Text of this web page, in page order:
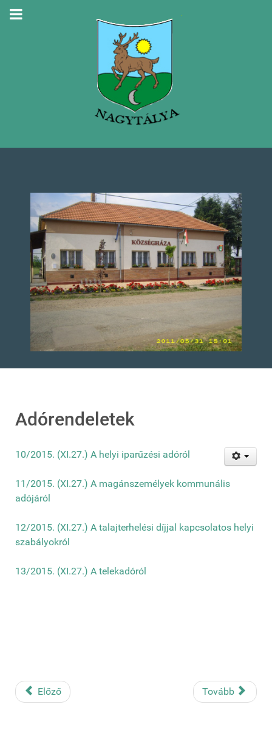
Adórendeletek
10/2015. (XI.27.) A helyi iparűzési adóról
11/2015. (XI.27.) A magánszemélyek kommunális
adójáról
12/2015. (XI.27.) A talajterhelési díjjal kapcsolatos helyi
szabályokról
13/2015. (XI.27.) A telekadóról
Előző Tovább